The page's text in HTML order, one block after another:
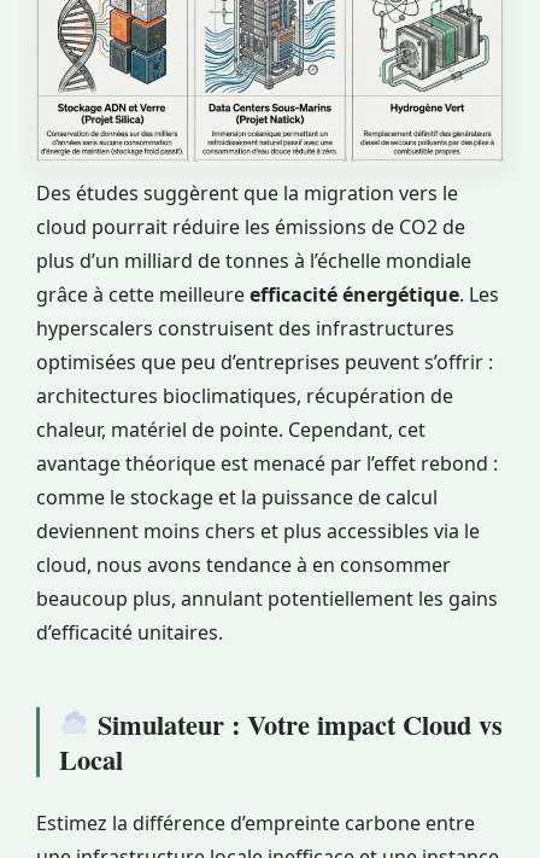
Des études suggèrent que la migration vers le
cloud pourrait réduire les émissions de CO2 de
plus d’un milliard de tonnes à l’échelle mondiale
grâce à cette meilleureefficacité énergétique. Les
hyperscalers construisent des infrastructures
optimisées que peu d’entreprises peuvent s’offrir :
architectures bioclimatiques, récupération de
chaleur, matériel de pointe. Cependant, cet
avantage théorique est menacé par l’effet rebond :
comme le stockage et la puissance de calcul
deviennent moins chers et plus accessibles via le
cloud, nous avons tendance à en consommer
beaucoup plus, annulant potentiellement les gains
d’efficacité unitaires.
Simulateur : Votre impact Cloud vs
Local
Estimez la différence d’empreinte carbone entre